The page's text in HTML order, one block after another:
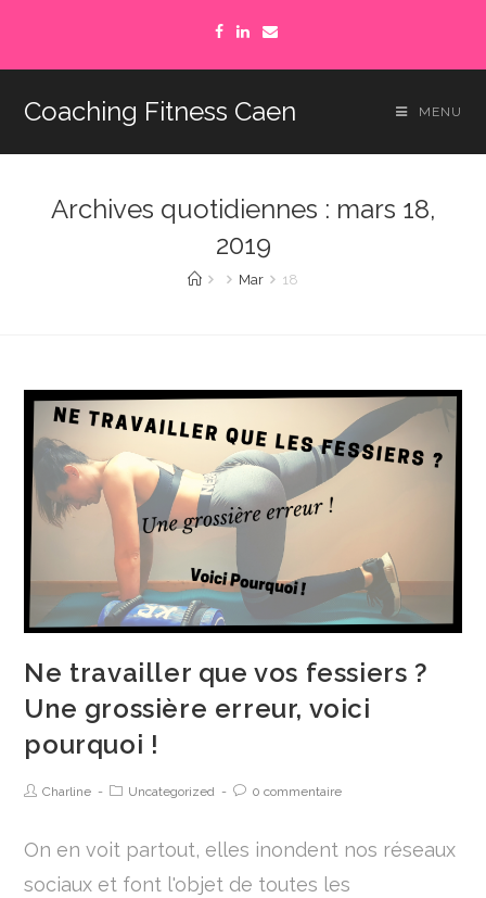
Coaching Fitness Caen MENU
Archives quotidiennes : mars 18,
2019
Mar 18
Ne travailler que vos fessiers ?
Une grossière erreur, voici
pourquoi !
Charline Uncategorized 0 commentaire
On en voit partout, elles inondent nos réseaux
sociaux et font l'objet de toutes les